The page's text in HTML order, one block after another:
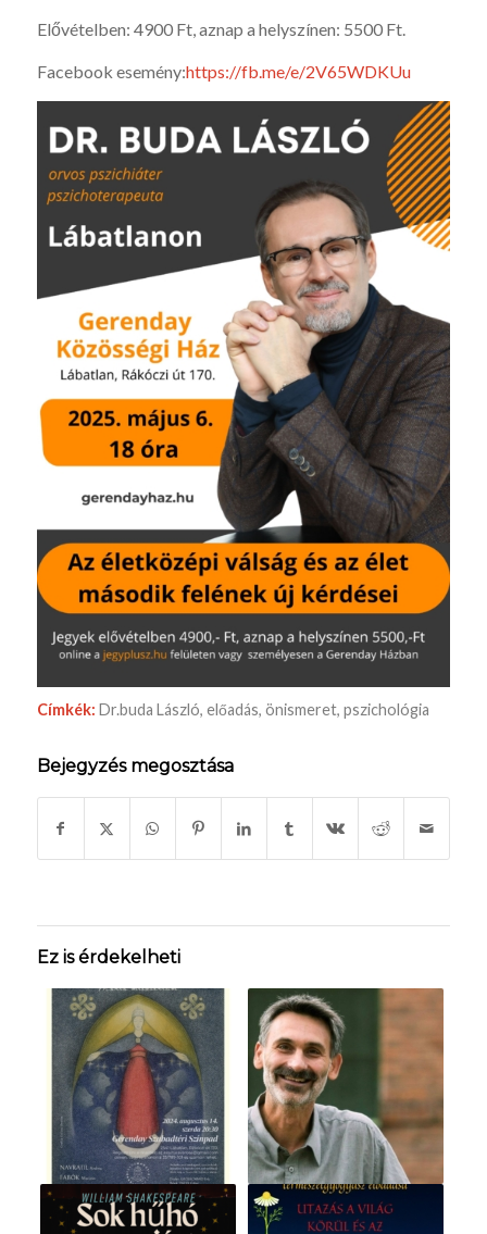
Elővételben: 4900 Ft, aznap a helyszínen: 5500 Ft.
Facebook esemény:https://fb.me/e/2V65WDKUu
Címkék: Dr.buda László, előadás, önismeret, pszichológia
Bejegyzés megosztása
Ez is érdekelheti